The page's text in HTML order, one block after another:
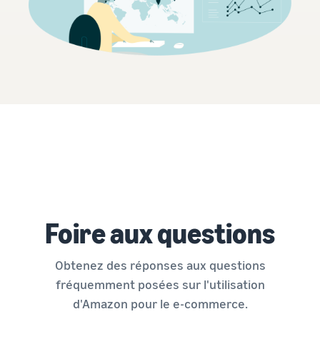
Foire aux questions
Obtenez des réponses aux questions
fréquemment posées sur l'utilisation
d'Amazon pour le e-commerce.